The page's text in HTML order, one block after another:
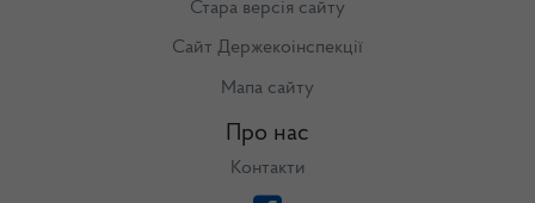
Стара версія сайту
Сайт Держекоінспекції
Мапа сайту
Про нас
Контакти